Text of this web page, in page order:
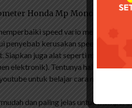
Honda Mp Monoshock
speed vario meter
penyebab kerusakan speedometer,
Siapkan juga alat seperti micrometer
elektronik). Tentunya hal ini harus
untuk belajar cara melepas
dan paling jelas untuk